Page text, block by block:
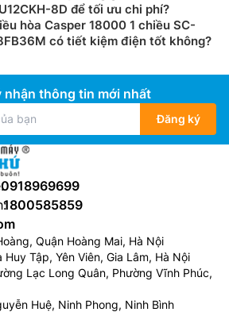
8D để tối ưu chi phí?
hòa Casper 18000 1 chiều SC-
có tiết kiệm điện tốt không?
nhận thông tin mới nhất
Đăng ký
0918969699
1800585859
Quận Hoàng Mai, Hà Nội
Tập, Yên Viên, Gia Lâm, Hà Nội
Lạc Long Quân, Phường Vĩnh Phúc,
Huệ, Ninh Phong, Ninh Bình